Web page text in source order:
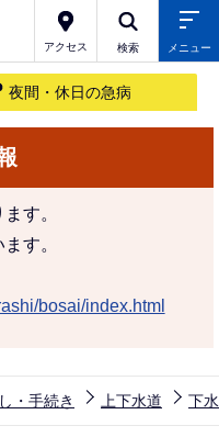
アクセス 検索 メニュー
夜間・休日の急病
す。
す。
bosai/index.html
・手続き 上下水道 下